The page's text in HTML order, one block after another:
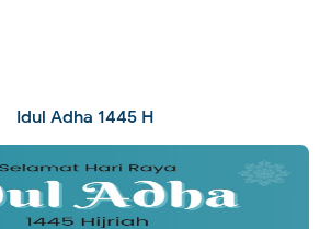
Idul Adha 1445 H